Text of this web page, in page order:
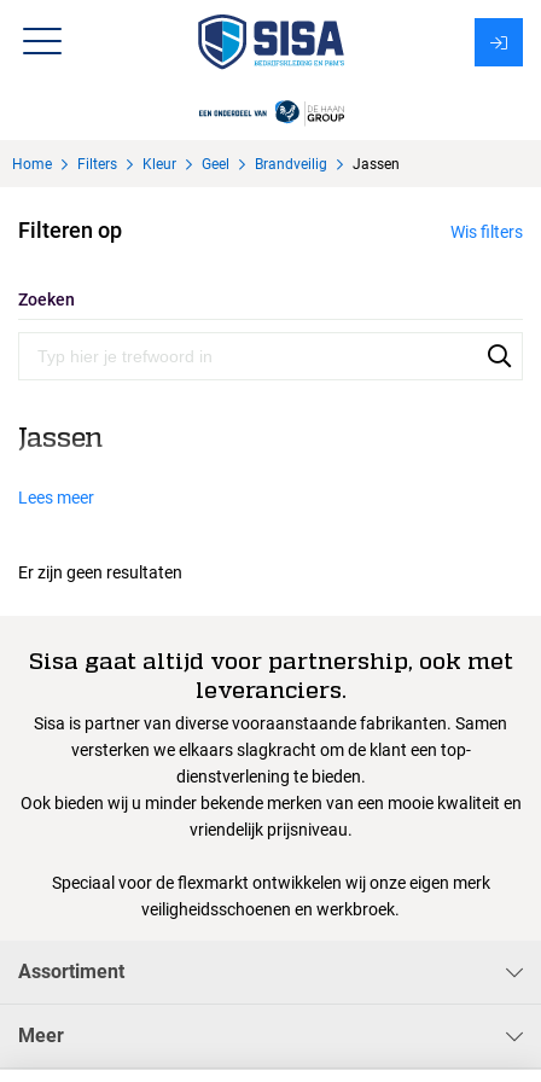
Over Sisa
KMS
Uitzendbureau?
Home Filters Kleur Geel Brandveilig Jassen
Filteren op Wis filters
Zoeken
Jassen
Lees meer
Er zijn geen resultaten
Sisa gaat altijd voor partnership, ook met
leveranciers.
Sisa is partner van diverse vooraanstaande fabrikanten. Samen
versterken we elkaars slagkracht om de klant een top-
dienstverlening te bieden.
Ook bieden wij u minder bekende merken van een mooie kwaliteit en
vriendelijk prijsniveau.
Speciaal voor de flexmarkt ontwikkelen wij onze eigen merk
veiligheidsschoenen en werkbroek.
Assortiment
Meer